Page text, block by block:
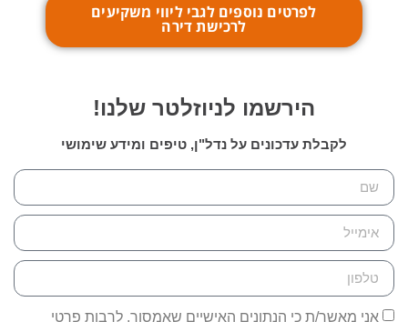
לפרטים נוספים לגבי ליווי משקיעים
לרכישת דירה
הירשמו לניוזלטר שלנו!
לקבלת עדכונים על נדל"ן, טיפים ומידע שימושי
אני מאשר/ת כי הנתונים האישיים שאמסור, לרבות פרטי